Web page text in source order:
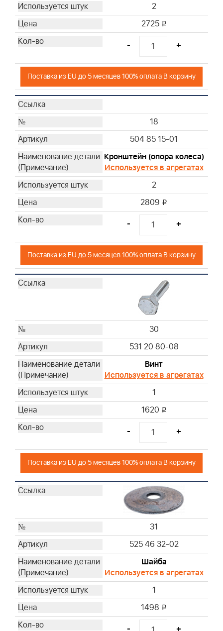
2
2725 i
- +
Поставка из EU до 5 месяцев 100% оплата В корзину
18
504 85 15-01
Кронштейн (опора колеса)
Используется в агрегатах
2
2809 i
- +
Поставка из EU до 5 месяцев 100% оплата В корзину
30
531 20 80-08
Винт
Используется в агрегатах
1
1620 i
- +
Поставка из EU до 5 месяцев 100% оплата В корзину
31
525 46 32-02
Шайба
Используется в агрегатах
1
1498 i